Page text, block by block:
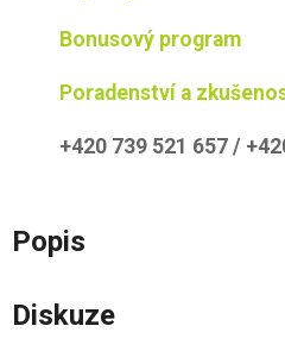
Bonusový program
Poradenství a
+420 739 521 657 /
Popis
Diskuze